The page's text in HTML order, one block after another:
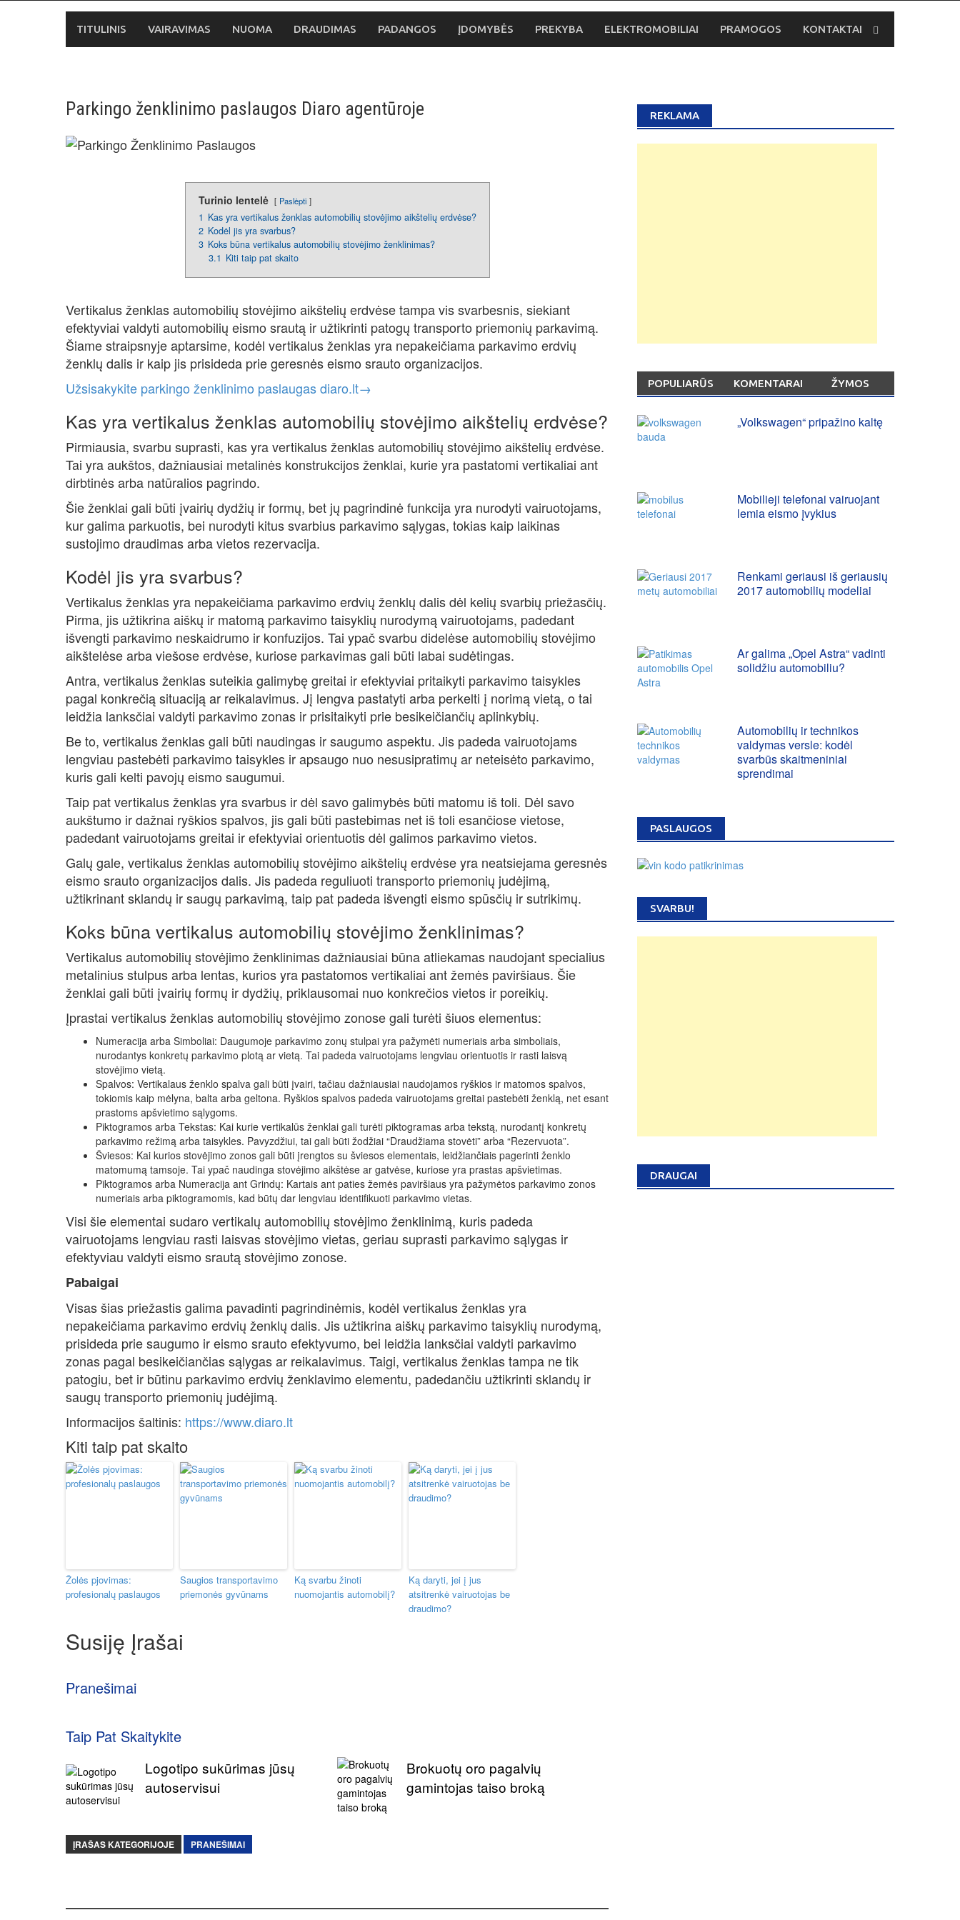
TITULINIS VAIRAVIMAS NUOMA DRAUDIMAS PADANGOS ĮDOMYBĖS PREKYBA ELEKTROMOBILIAI PRAMOGOS KONTAKTAI
Parkingo ženklinimo paslaugos Diaro agentūroje
Turinio lentelė Paslėpti
1 Kas yra vertikalus ženklas automobilių stovėjimo aikštelių erdvėse?
2 Kodėl jis yra svarbus?
3 Koks būna vertikalus automobilių stovėjimo ženklinimas?
3.1 Kiti taip pat skaito
Vertikalus ženklas automobilių stovėjimo aikštelių erdvėse tampa vis svarbesnis, siekiant
efektyviai valdyti automobilių eismo srautą ir užtikrinti patogų transporto priemonių parkavimą.
Šiame straipsnyje aptarsime, kodėl vertikalus ženklas yra nepakeičiama parkavimo erdvių
ženklų dalis ir kaip jis prisideda prie geresnės eismo srauto organizacijos.
Užsisakykite parkingo ženklinimo paslaugas diaro.lt→
Kas yra vertikalus ženklas automobilių stovėjimo aikštelių erdvėse?
Pirmiausia, svarbu suprasti, kas yra vertikalus ženklas automobilių stovėjimo aikštelių erdvėse.
Tai yra aukštos, dažniausiai metalinės konstrukcijos ženklai, kurie yra pastatomi vertikaliai ant
dirbtinės arba natūralios pagrindo.
Šie ženklai gali būti įvairių dydžių ir formų, bet jų pagrindinė funkcija yra nurodyti vairuotojams,
kur galima parkuotis, bei nurodyti kitus svarbius parkavimo sąlygas, tokias kaip laikinas
sustojimo draudimas arba vietos rezervacija.
Kodėl jis yra svarbus?
Vertikalus ženklas yra nepakeičiama parkavimo erdvių ženklų dalis dėl kelių svarbių priežasčių.
Pirma, jis užtikrina aiškų ir matomą parkavimo taisyklių nurodymą vairuotojams, padedant
išvengti parkavimo neskaidrumo ir konfuzijos. Tai ypač svarbu didelėse automobilių stovėjimo
aikštelėse arba viešose erdvėse, kuriose parkavimas gali būti labai sudėtingas.
Antra, vertikalus ženklas suteikia galimybę greitai ir efektyviai pritaikyti parkavimo taisykles
pagal konkrečią situaciją ar reikalavimus. Jį lengva pastatyti arba perkelti į norimą vietą, o tai
leidžia lanksčiai valdyti parkavimo zonas ir prisitaikyti prie besikeičiančių aplinkybių.
Be to, vertikalus ženklas gali būti naudingas ir saugumo aspektu. Jis padeda vairuotojams
lengviau pastebėti parkavimo taisykles ir apsaugo nuo nesusipratimų ar neteisėto parkavimo,
kuris gali kelti pavojų eismo saugumui.
Taip pat vertikalus ženklas yra svarbus ir dėl savo galimybės būti matomu iš toli. Dėl savo
aukštumo ir dažnai ryškios spalvos, jis gali būti pastebimas net iš toli esančiose vietose,
padedant vairuotojams greitai ir efektyviai orientuotis dėl galimos parkavimo vietos.
Galų gale, vertikalus ženklas automobilių stovėjimo aikštelių erdvėse yra neatsiejama geresnės
eismo srauto organizacijos dalis. Jis padeda reguliuoti transporto priemonių judėjimą,
užtikrinant sklandų ir saugų parkavimą, taip pat padeda išvengti eismo spūsčių ir sutrikimų.
Koks būna vertikalus automobilių stovėjimo ženklinimas?
Vertikalus automobilių stovėjimo ženklinimas dažniausiai būna atliekamas naudojant specialius
metalinius stulpus arba lentas, kurios yra pastatomos vertikaliai ant žemės paviršiaus. Šie
ženklai gali būti įvairių formų ir dydžių, priklausomai nuo konkrečios vietos ir poreikių.
Įprastai vertikalus ženklas automobilių stovėjimo zonose gali turėti šiuos elementus:
Numeracija arba Simboliai: Daugumoje parkavimo zonų stulpai yra pažymėti numeriais arba simboliais,
nurodantys konkretų parkavimo plotą ar vietą. Tai padeda vairuotojams lengviau orientuotis ir rasti laisvą
stovėjimo vietą.
Spalvos: Vertikalaus ženklo spalva gali būti įvairi, tačiau dažniausiai naudojamos ryškios ir matomos spalvos,
tokiomis kaip mėlyna, balta arba geltona. Ryškios spalvos padeda vairuotojams greitai pastebėti ženklą, net esant
prastoms apšvietimo sąlygoms.
Piktogramos arba Tekstas: Kai kurie vertikalūs ženklai gali turėti piktogramas arba tekstą, nurodantį konkretų
parkavimo režimą arba taisykles. Pavyzdžiui, tai gali būti žodžiai “Draudžiama stovėti” arba “Rezervuota”.
Šviesos: Kai kurios stovėjimo zonos gali būti įrengtos su šviesos elementais, leidžiančiais pagerinti ženklo
matomumą tamsoje. Tai ypač naudinga stovėjimo aikštėse ar gatvėse, kuriose yra prastas apšvietimas.
Piktogramos arba Numeracija ant Grindų: Kartais ant paties žemės paviršiaus yra pažymėtos parkavimo zonos
numeriais arba piktogramomis, kad būtų dar lengviau identifikuoti parkavimo vietas.
Visi šie elementai sudaro vertikalų automobilių stovėjimo ženklinimą, kuris padeda
vairuotojams lengviau rasti laisvas stovėjimo vietas, geriau suprasti parkavimo sąlygas ir
efektyviau valdyti eismo srautą stovėjimo zonose.
Pabaigai
Visas šias priežastis galima pavadinti pagrindinėmis, kodėl vertikalus ženklas yra
nepakeičiama parkavimo erdvių ženklų dalis. Jis užtikrina aiškų parkavimo taisyklių nurodymą,
prisideda prie saugumo ir eismo srauto efektyvumo, bei leidžia lanksčiai valdyti parkavimo
zonas pagal besikeičiančias sąlygas ar reikalavimus. Taigi, vertikalus ženklas tampa ne tik
patogiu, bet ir būtinu parkavimo erdvių ženklavimo elementu, padedančiu užtikrinti sklandų ir
saugų transporto priemonių judėjimą.
Informacijos šaltinis: https://www.diaro.lt
Kiti taip pat skaito
Žolės pjovimas:
profesionalų paslaugos
Saugios transportavimo
priemonės gyvūnams
Ką svarbu žinoti
nuomojantis automobilį?
Ką daryti, jei į jus
atsitrenkė vairuotojas be
draudimo?
Susiję Įrašai
Pranešimai
Taip Pat Skaitykite
Logotipo sukūrimas jūsų
autoservisui
Brokuotų oro pagalvių
gamintojas taiso broką
ĮRAŠAS KATEGORIJOJE PRANEŠIMAI
REKLAMA
POPULIARŪS KOMENTARAI ŽYMOS
„Volkswagen“ pripažino kaltę
Mobilieji telefonai vairuojant
lemia eismo įvykius
Renkami geriausi iš geriausių
2017 automobilių modeliai
Ar galima „Opel Astra“ vadinti
solidžiu automobiliu?
Automobilių ir technikos
valdymas versle: kodėl
svarbūs skaitmeniniai
sprendimai
PASLAUGOS
SVARBU!
DRAUGAI